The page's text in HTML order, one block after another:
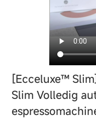
[Ecceluxe™
Slim Volledig